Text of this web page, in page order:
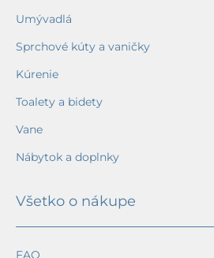
Umývadlá
Sprchové kúty a vaničky
Kúrenie
Toalety a bidety
Vane
Nábytok a doplnky
Všetko o nákupe
FAQ